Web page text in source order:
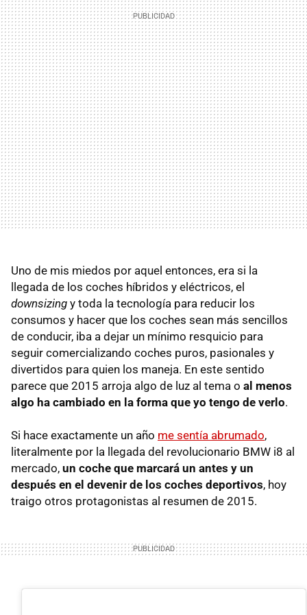
Uno de mis miedos por aquel entonces, era si la
llegada de los coches híbridos y eléctricos, el
downsizing y toda la tecnología para reducir los
consumos y hacer que los coches sean más sencillos
de conducir, iba a dejar un mínimo resquicio para
seguir comercializando coches puros, pasionales y
divertidos para quien los maneja. En este sentido
parece que 2015 arroja algo de luz al tema o al menos
algo ha cambiado en la forma que yo tengo de verlo.
Si hace exactamente un año me sentía abrumado,
literalmente por la llegada del revolucionario BMW i8 al
mercado, un coche que marcará un antes y un
después en el devenir de los coches deportivos, hoy
traigo otros protagonistas al resumen de 2015.